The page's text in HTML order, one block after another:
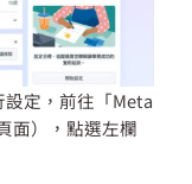
設定，前往「Meta
面），點選左欄